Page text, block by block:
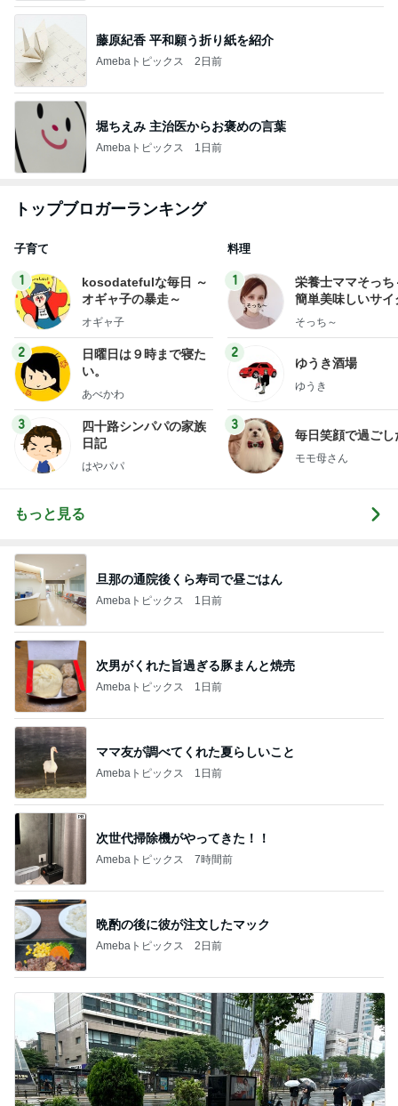
藤原紀香 平和願う折り紙を紹介
Amebaトピックス 2日前
堀ちえみ 主治医からお褒めの言葉
Amebaトピックス 1日前
トップブロガーランキング
子育て
1
kosodatefulな毎日 ～
オギャ子の暴走～
オギャ子
2
日曜日は９時まで寝た
い。
あべかわ
3
四十路シンパパの家族
日記
はやパパ
料理
1
栄養士ママそっち
簡単美味しいサイ
献立
そっち～
2
ゆうき酒場
ゆうき
3
毎日笑顔で過ごし
モモ母さん
もっと見る
旦那の通院後くら寿司で昼ごはん
Amebaトピックス 1日前
次男がくれた旨過ぎる豚まんと焼売
Amebaトピックス 1日前
ママ友が調べてくれた夏らしいこと
Amebaトピックス 1日前
次世代掃除機がやってきた！！
Amebaトピックス 7時間前
晩酌の後に彼が注文したマック
Amebaトピックス 2日前